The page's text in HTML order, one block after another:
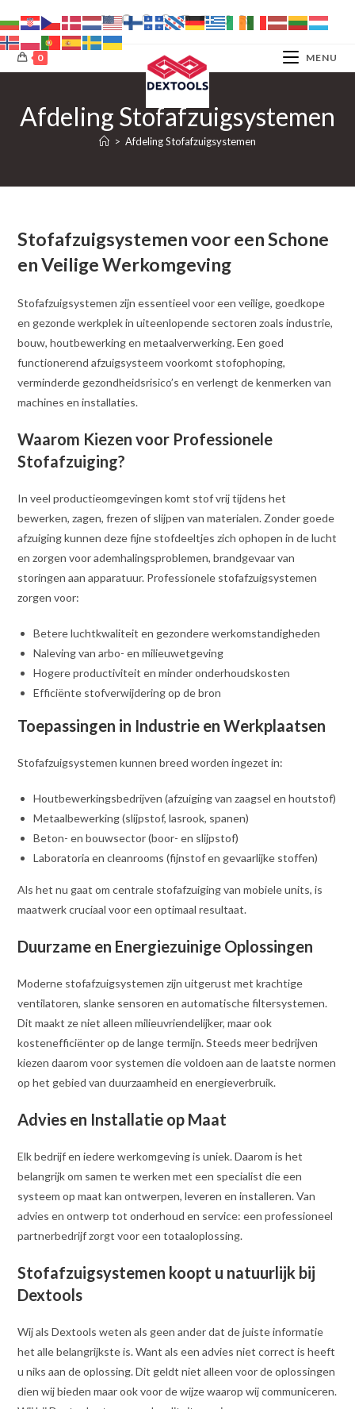
naar
inhoud
0 MENU
Afdeling Stofafzuigsystemen
> Afdeling Stofafzuigsystemen
Stofafzuigsystemen voor een Schone
en Veilige Werkomgeving
Stofafzuigsystemen zijn essentieel voor een veilige, goedkope
en gezonde werkplek in uiteenlopende sectoren zoals industrie,
bouw, houtbewerking en metaalverwerking. Een goed
functionerend afzuigsysteem voorkomt stofophoping,
verminderde gezondheidsrisico’s en verlengt de kenmerken van
machines en installaties.
Waarom Kiezen voor Professionele
Stofafzuiging?
In veel productieomgevingen komt stof vrij tijdens het
bewerken, zagen, frezen of slijpen van materialen. Zonder goede
afzuiging kunnen deze fijne stofdeeltjes zich ophopen in de lucht
en zorgen voor ademhalingsproblemen, brandgevaar van
storingen aan apparatuur. Professionele stofafzuigsystemen
zorgen voor:
Betere luchtkwaliteit en gezondere werkomstandigheden
Naleving van arbo- en milieuwetgeving
Hogere productiviteit en minder onderhoudskosten
Efficiënte stofverwijdering op de bron
Toepassingen in Industrie en Werkplaatsen
Stofafzuigsystemen kunnen breed worden ingezet in:
Houtbewerkingsbedrijven (afzuiging van zaagsel en houtstof)
Metaalbewerking (slijpstof, lasrook, spanen)
Beton- en bouwsector (boor- en slijpstof)
Laboratoria en cleanrooms (fijnstof en gevaarlijke stoffen)
Als het nu gaat om centrale stofafzuiging van mobiele units, is
maatwerk cruciaal voor een optimaal resultaat.
Duurzame en Energiezuinige Oplossingen
Moderne stofafzuigsystemen zijn uitgerust met krachtige
ventilatoren, slanke sensoren en automatische filtersystemen.
Dit maakt ze niet alleen milieuvriendelijker, maar ook
kostenefficiënter op de lange termijn. Steeds meer bedrijven
kiezen daarom voor systemen die voldoen aan de laatste normen
op het gebied van duurzaamheid en energieverbruik.
Advies en Installatie op Maat
Elk bedrijf en iedere werkomgeving is uniek. Daarom is het
belangrijk om samen te werken met een specialist die een
systeem op maat kan ontwerpen, leveren en installeren. Van
advies en ontwerp tot onderhoud en service: een professioneel
partnerbedrijf zorgt voor een totaaloplossing.
Stofafzuigsystemen koopt u natuurlijk bij
Dextools
Wij als Dextools weten als geen ander dat de juiste informatie
het alle belangrijkste is. Want als een advies niet correct is heeft
u niks aan de oplossing. Dit geldt niet alleen voor de oplossingen
dien wij bieden maar ook voor de wijze waarop wij communiceren.